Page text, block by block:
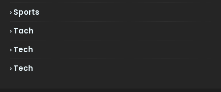
Sports
Tach
Tech
Tech